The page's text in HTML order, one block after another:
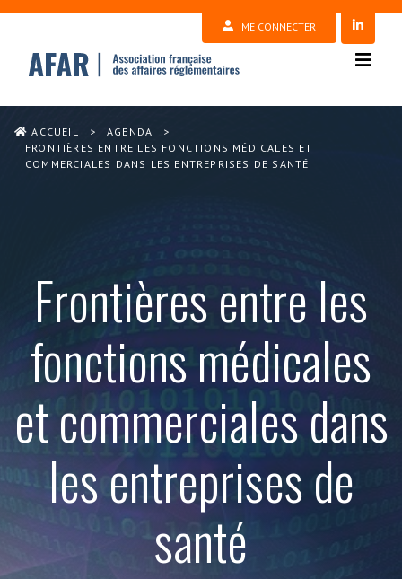
ME CONNECTER
ACCUEIL > AGENDA
>
FRONTIÈRES ENTRE LES FONCTIONS MÉDICALES ET
COMMERCIALES DANS LES ENTREPRISES DE SANTÉ
Frontières entre les
fonctions médicales
et commerciales dans
les entreprises de
santé